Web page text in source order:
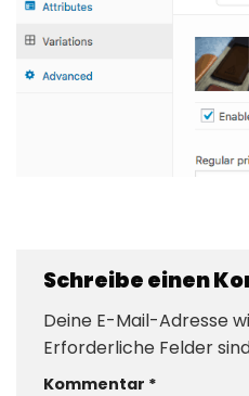
Schreibe einen
Deine E-Mail-Adresse
Erforderliche Felder
Kommentar *